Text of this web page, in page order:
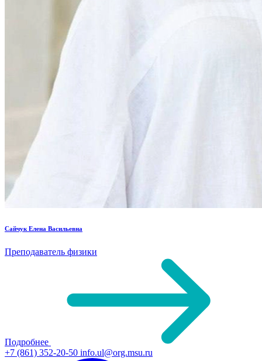
Сайчук Елена Васильевна
Преподаватель физики
Подробнее
+7 (861) 352-20-50 info.ul@org.msu.ru